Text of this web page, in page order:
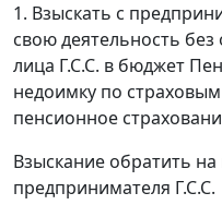
1. Взыскать с
свою деятельность
лица Г.С.С. в бюджет
недоимку по
пенсионное
Взыскание обратить
предпринимателя Г.С.С.